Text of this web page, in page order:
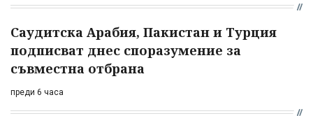
Саудитска Арабия, Пакистан и Турция
подписват днес споразумение за
съвместна отбрана
преди 6 часа